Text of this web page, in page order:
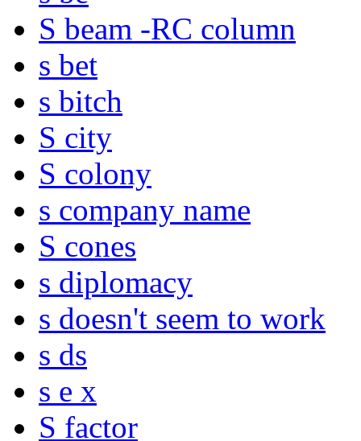
S beam -RC column
s bet
s bitch
S city
S colony
s company name
S cones
s diplomacy
s doesn't seem to work
s ds
s e x
S factor